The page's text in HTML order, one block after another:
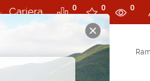
Cariera 0 0 0